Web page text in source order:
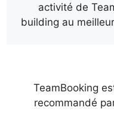
activité de
building au
TeamBooking
recommandé